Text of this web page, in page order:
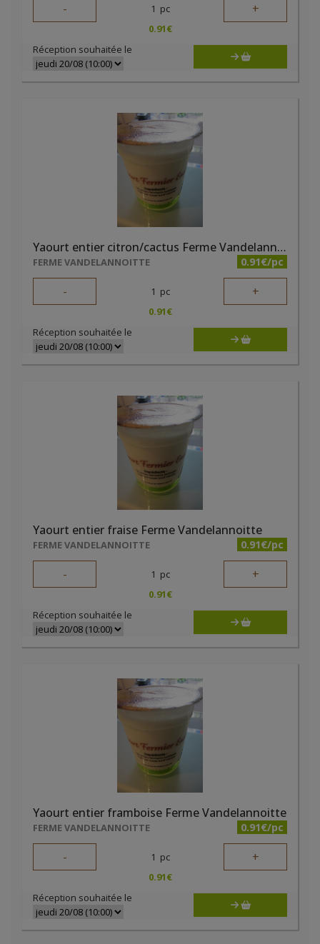
- 1 pc +
0.91€
Réception souhaitée le
Yaourt entier citron/cactus Ferme Vandelannoitte
FERME VANDELANNOITTE 0.91€/pc
- 1 pc +
0.91€
Réception souhaitée le
Yaourt entier fraise Ferme Vandelannoitte
FERME VANDELANNOITTE 0.91€/pc
- 1 pc +
0.91€
Réception souhaitée le
Yaourt entier framboise Ferme Vandelannoitte
FERME VANDELANNOITTE 0.91€/pc
- 1 pc +
0.91€
Réception souhaitée le